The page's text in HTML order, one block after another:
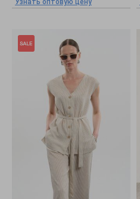
Узнать оптовую цену